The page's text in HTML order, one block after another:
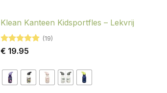
Klean Kanteen Kidsportfles – Lekvrij
Gewaardeerd
(19)
€ 19.95